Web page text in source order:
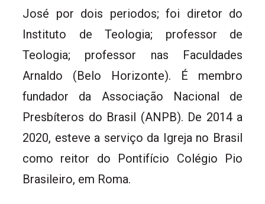
José por dois periodos; foi diretor do
Instituto de Teologia; professor de
Teologia; professor nas Faculdades
Arnaldo (Belo Horizonte). É membro
fundador da Associação Nacional de
Presbíteros do Brasil (ANPB). De 2014 a
2020, esteve a serviço da Igreja no Brasil
como reitor do Pontifício Colégio Pio
Brasileiro, em Roma.